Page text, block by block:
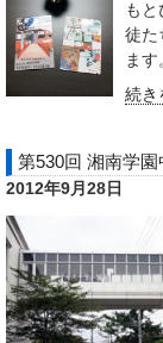
も
徒た
ま
続き
第530回 湘南学
2012年9月28日